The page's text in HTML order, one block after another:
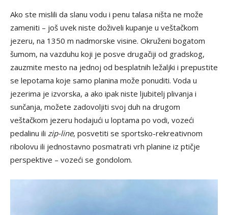
Ako ste mislili da slanu vodu i penu talasa ništa ne može
zameniti – još uvek niste doživeli kupanje u veštačkom
jezeru, na 1350 m nadmorske visine. Okruženi bogatom
šumom, na vazduhu koji je posve drugačiji od gradskog,
zauzmite mesto na jednoj od besplatnih ležaljki i prepustite
se lepotama koje samo planina može ponuditi. Voda u
jezerima je izvorska, a ako ipak niste ljubitelj plivanja i
sunčanja, možete zadovoljiti svoj duh na drugom
veštačkom jezeru hodajući u loptama po vodi, vozeći
pedalinu ili zip-line, posvetiti se sportsko-rekreativnom
ribolovu ili jednostavno posmatrati vrh planine iz ptičje
perspektive – vozeći se gondolom.